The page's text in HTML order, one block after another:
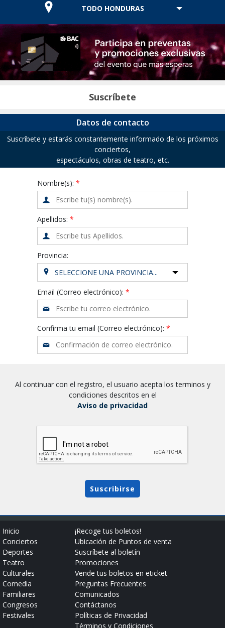
TODO HONDURAS
Suscríbete
Datos de contacto
Suscríbete y estarás constantemente informado de los próximos
conciertos,
espectáculos, obras de teatro, etc.
Nombre(s):
Apellidos:
Provincia:
SELECCIONE UNA PROVINCIA...
Email (Correo electrónico):
Confirma tu email (Correo electrónico):
Al continuar con el registro, el usuario acepta los terminos y
condiciones descritos en el
Aviso de privacidad
Suscribirse
Inicio
Conciertos
Deportes
Teatro
Culturales
Comedia
Familiares
Congresos
Festivales
¡Recoge tus boletos!
Ubicación de Puntos de venta
Suscríbete al boletín
Promociones
Vende tus boletos en eticket
Preguntas Frecuentes
Comunicados
Contáctanos
Políticas de Privacidad
Términos y Condiciones